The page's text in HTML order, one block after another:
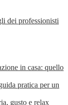
dei professionisti
in casa: quello
pratica per un
gusto e relax